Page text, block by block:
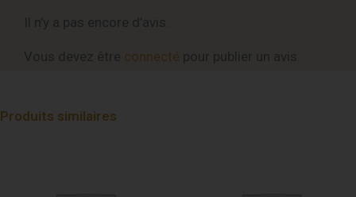
connecté
Produits similaires